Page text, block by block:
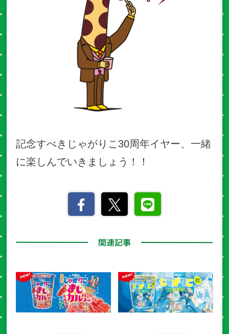
記念すべきじゃがりこ30周年イヤー、一緒
に楽しんでいきましょう！！
関連記事